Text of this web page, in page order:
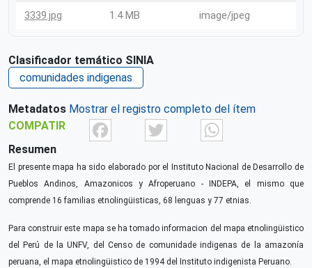
3339.jpg
1.4 MB image/jpeg
Clasificador temático SINIA
comunidades indigenas
Metadatos Mostrar el registro completo del ítem
COMPATIR
FacebookTwitter
Resumen
El presente mapa ha sido elaborado por el Instituto Nacional de Desarrollo de
Pueblos Andinos, Amazonicos y Afroperuano - INDEPA, el mismo que
comprende 16 familias etnolingüisticas, 68 lenguas y 77 etnias.
Para construir este mapa se ha tomado informacion del mapa etnolingüistico
del Perú de la UNFV, del Censo de comunidade indigenas de la amazonía
peruana, el mapa etnolingüistico de 1994 del Instituto indigenista Peruano.